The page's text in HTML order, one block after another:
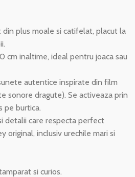
din plus moale si catifelat, placut la
cm inaltime, ideal pentru joaca sau
autentice inspirate din film
sonore dragute). Se activeaza prin
pe burtica.
detalii care respecta perfect
original, inclusiv urechile mari si
si curios.